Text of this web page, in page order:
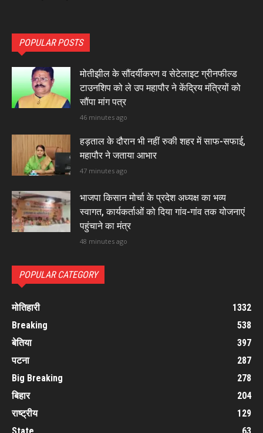
POPULAR POSTS
मोतीझील के सौंदर्यीकरण व सेटेलाइट ग्रीनफील्ड
टाउनशिप को ले उप महापौर ने केंद्रिय मंत्रियों को
सौंपा मांग पत्र
46 minutes ago
हड़ताल के दौरान भी नहीं रुकी शहर में साफ-सफाई,
महापौर ने जताया आभार
47 minutes ago
भाजपा किसान मोर्चा के प्रदेश अध्यक्ष का भव्य
स्वागत, कार्यकर्ताओं को दिया गांव-गांव तक योजनाएं
पहुंचाने का मंत्र
48 minutes ago
POPULAR CATEGORY
मोतिहारी
1332
Breaking
538
बेतिया
397
पटना
287
Big Breaking
278
बिहार
204
राष्ट्रीय
129
State
63